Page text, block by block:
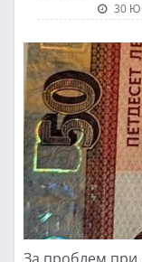
30
За проблем при